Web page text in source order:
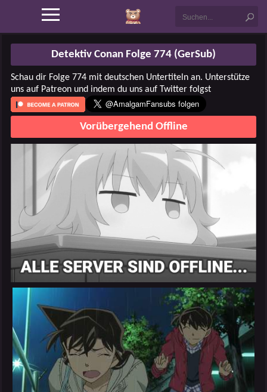
Detektiv Conan Folge 774 (GerSub)
Schau dir Folge 774 mit deutschen Untertiteln an. Unterstütze
uns auf Patreon und indem du uns auf Twitter folgst
Vorübergehend Offline